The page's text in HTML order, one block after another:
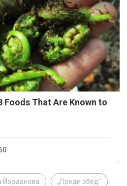
Foods That Are Known to
Йорданова „Преди обед“